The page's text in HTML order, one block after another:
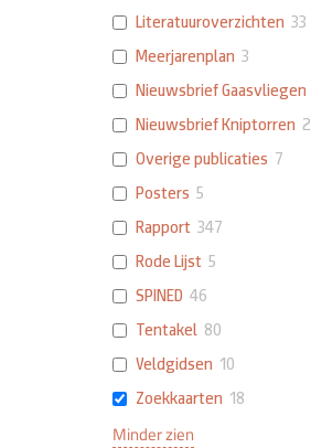
Literatuuroverzichten 33
Meerjarenplan 3
Nieuwsbrief Gaasvliegen
Nieuwsbrief Kniptorren 2
Overige publicaties 7
Posters 5
Rapport 347
Rode Lijst 5
SPINED 46
Tentakel 80
Veldgidsen 10
Zoekkaarten 18
Minder zien